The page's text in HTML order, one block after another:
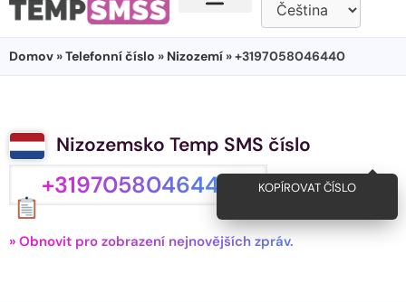
Domov »Telefonní číslo » Nizozemí » +3197058046440
Nizozemsko Temp SMS číslo
+3197058046440 KOPÍROVAT ČÍSLO
» Obnovit pro zobrazení nejnovějších zpráv.